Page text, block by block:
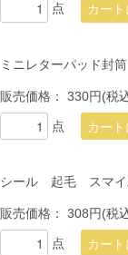
点
ミニレターパッド封
販売価格：330円(税
点
シール 起毛 スマイ
販売価格：308円(税
点